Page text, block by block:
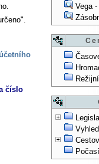
Vega
Počasí
číslo